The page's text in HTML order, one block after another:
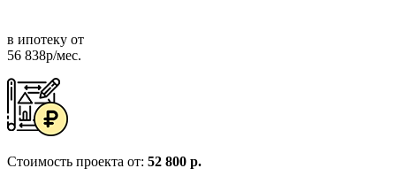
в ипотеку от
56 838р/мес.
Стоимость проекта от: 52 800 р.